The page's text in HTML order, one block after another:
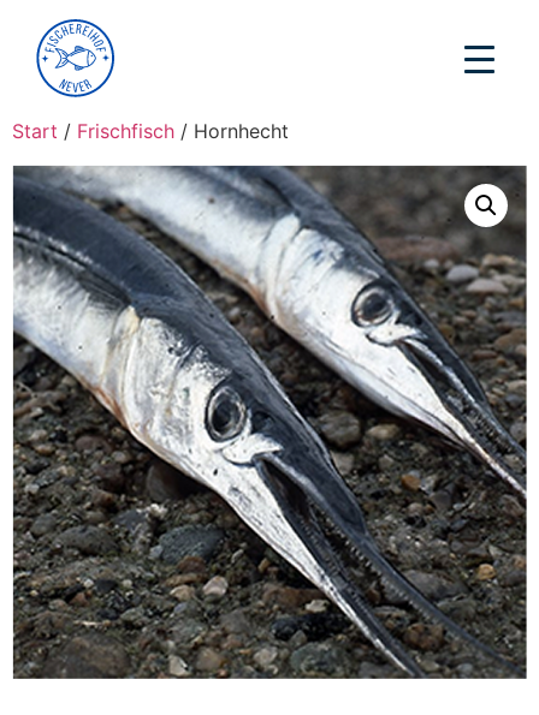
Start / Frischfisch / Hornhecht